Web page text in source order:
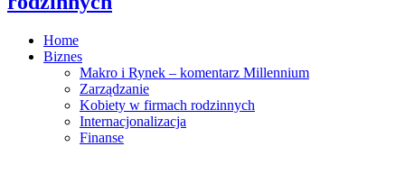
Home
Biznes
Makro i Rynek – komentarz Millennium
Zarządzanie
Kobiety w firmach rodzinnych
Internacjonalizacja
Finanse